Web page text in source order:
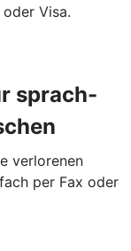
Visa.
sprach-
verlorenen
per Fax oder